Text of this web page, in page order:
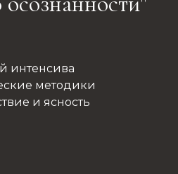
интенсива
методики
и ясность